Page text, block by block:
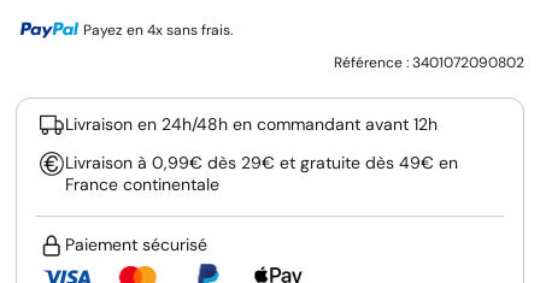
Payez en 4x sans frais.
Référence :3401072090802
Livraison en 24h/48h en commandant avant 12h
Livraison à 0,99€ dès 29€ et gratuite dès 49€ en
France continentale
Paiement sécurisé